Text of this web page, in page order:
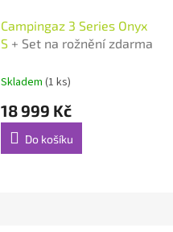
Campingaz 3 Series Onyx
S + Set na rožnění zdarma
Skladem (1 ks)
18 999 Kč
Do košíku